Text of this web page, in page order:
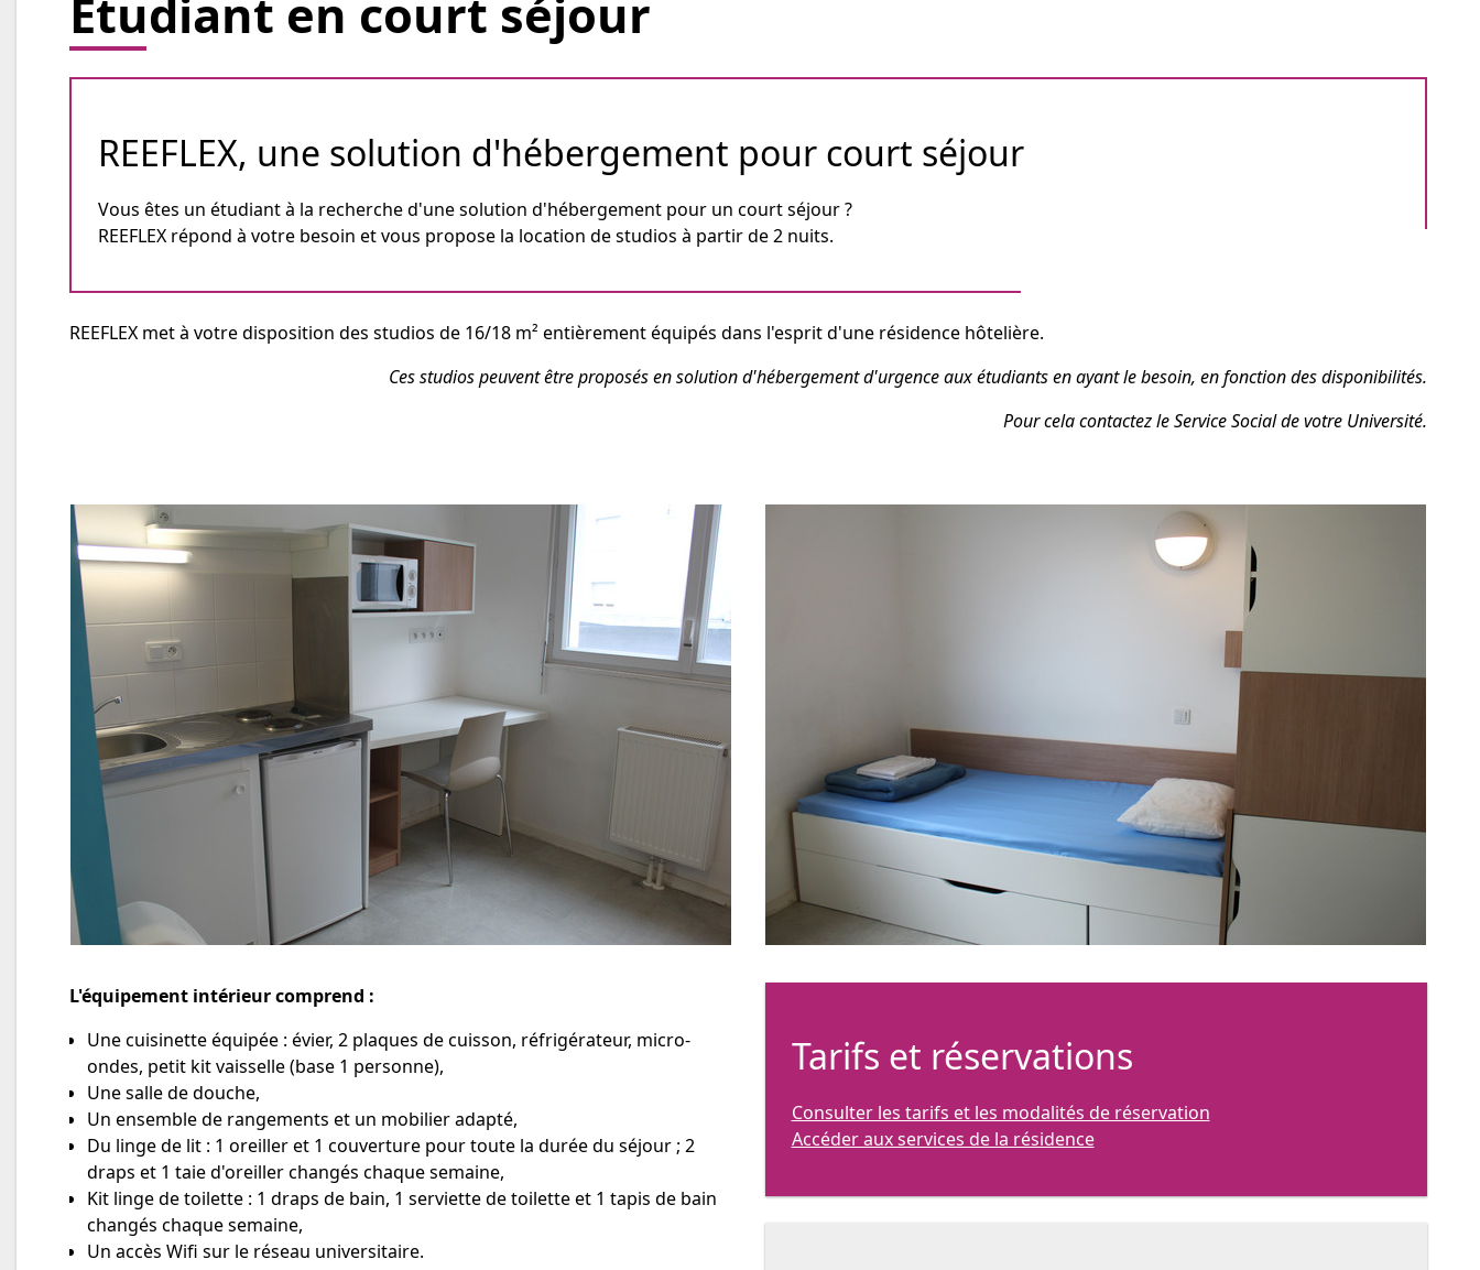
Etudiant en court séjour
REEFLEX, une solution d'hébergement pour court séjour
Vous êtes un étudiant à la recherche d'une solution d'hébergement pour un court séjour ?
REEFLEX répond à votre besoin et vous propose la location de studios à partir de 2 nuits.
REEFLEX met à votre disposition des studios de 16/18 m² entièrement équipés dans l'esprit d'une résidence hôtelière.
Ces studios peuvent être proposés en solution d'hébergement d'urgence aux étudiants en ayant le besoin, en fonction des disponibilités.
Pour cela contactez le Service Social de votre Université.
L'équipement intérieur comprend :
Une cuisinette équipée : évier, 2 plaques de cuisson, réfrigérateur, micro-
ondes, petit kit vaisselle (base 1 personne),
Une salle de douche,
Un ensemble de rangements et un mobilier adapté,
Du linge de lit : 1 oreiller et 1 couverture pour toute la durée du séjour ; 2
draps et 1 taie d'oreiller changés chaque semaine,
Kit linge de toilette : 1 draps de bain, 1 serviette de toilette et 1 tapis de bain
changés chaque semaine,
Un accès Wifi sur le réseau universitaire.
Tarifs et réservations
Consulter les tarifs et les modalités de réservation
Accéder aux services de la résidence